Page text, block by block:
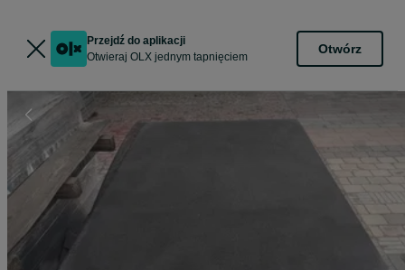
Przejdź do aplikacji
Otwieraj OLX jednym tapnięciem
Otwórz